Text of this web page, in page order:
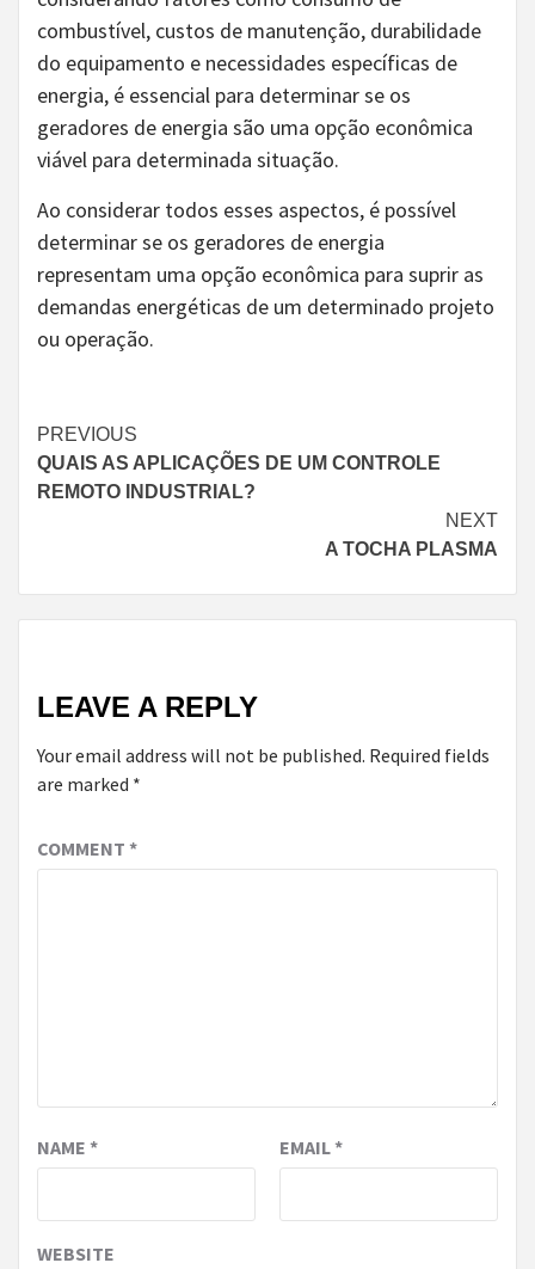
combustível, custos de manutenção, durabilidade
do equipamento e necessidades específicas de
energia, é essencial para determinar se os
geradores de energia são uma opção econômica
viável para determinada situação.
Ao considerar todos esses aspectos, é possível
determinar se os geradores de energia
representam uma opção econômica para suprir as
demandas energéticas de um determinado projeto
ou operação.
Continue
Reading
PREVIOUS
QUAIS AS APLICAÇÕES DE UM CONTROLE
REMOTO INDUSTRIAL?
NEXT
A TOCHA PLASMA
LEAVE A REPLY
Your email address will not be published. Required fields
are marked *
COMMENT *
NAME * EMAIL*
WEBSITE